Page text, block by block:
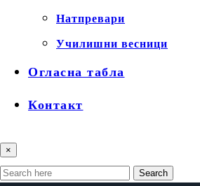
Натпревари
Училишни весници
Огласна табла
Контакт
×
Search